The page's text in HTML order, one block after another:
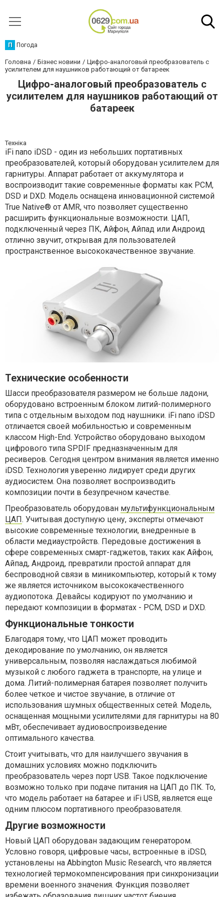
П Погода
Головна Бізнес новини
Цифро-аналоговый преобразователь с
усилителем для наушников работающий от батареек
Цифро-аналоговый преобразователь с
усилителем для наушников работающий от
батареек
Техніка
iFi nano iDSD - один из небольших портативных
преобразователей, который оборудован усилителем для
гарнитуры. Аппарат работает от аккумулятора и
воспроизводит такие современные форматы как PCM,
DSD и DXD. Модель оснащена инновационной системой
True Native® от AMR, что позволяет существенно
расширить функциональные возможности. ЦАП,
подключенный через ПК, Айфон, Айпад или Андроид
отлично звучит, открывая для пользователей
пространственное высококачественное звучание.
Технические особенности
Шасси преобразователя размером не больше ладони,
оборудовано встроенным блоком литий-полимерного
типа с отдельным выходом под наушники. iFi nano iDSD
отличается своей мобильностью и современным
классом High-End. Устройство оборудовано выходом
цифрового типа SPDIF предназначенным для
ресиверов. Сегодня центром внимания является именно
iDSD. Технология уверенно лидирует среди других
аудиосистем. Она позволяет воспроизводить
композиции почти в безупречном качестве.
Преобразователь оборудован мультифункциональным
ЦАП. Учитывая доступную цену, эксперты отмечают
высокие современные технологии, внедренные в
области медиаустройств. Передовые достижения в
сфере современных смарт-гаджетов, таких как Айфон,
Айпад, Андроид, превратили простой аппарат для
беспроводной связи в миникомпьютер, который к тому
же является источником высококачественного
аудиопотока. Девайсы кодируют по умолчанию и
передают композиции в форматах - PCM, DSD и DXD.
Функциональные тонкости
Благодаря тому, что ЦАП может проводить
декодирование по умолчанию, он является
универсальным, позволяя наслаждаться любимой
музыкой с любого гаджета в транспорте, на улице и
дома. Литий-полимерная батарея позволяет получить
более четкое и чистое звучание, в отличие от
использования шумных общественных сетей. Модель,
оснащенная мощными усилителями для гарнитуры на 80
мВт, обеспечивает аудиовоспроизведение
оптимального качества.
Стоит учитывать, что для наилучшего звучания в
домашних условиях можно подключить
преобразователь через порт USB. Такое подключение
возможно только при подаче питания на ЦАП до ПК. То,
что модель работает на батарее и iFi USB, является еще
одним плюсом портативного преобразователя.
Другие возможности
Новый ЦАП оборудован задающим генератором.
Условно говоря, цифровые часы, встроенные в iDSD,
установлены на Abbington Music Research, что является
технологией термокомпенсирования при синхронизации
времени военного значения. Функция позволяет